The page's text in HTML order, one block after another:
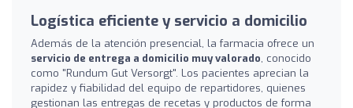
Logística eficiente y servicio a domicilio
Además de la atención presencial, la farmacia ofrece un
servicio de entrega a domicilio muy valorado, conocido
como "Rundum Gut Versorgt". Los pacientes aprecian la
rapidez y fiabilidad del equipo de repartidores, quienes
gestionan las entregas de recetas y productos de forma